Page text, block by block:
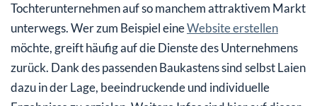
Tochterunternehmen auf so manchem attraktivem Markt
unterwegs. Wer zum Beispiel eineWebsite erstellen
möchte, greift häufig auf die Dienste des Unternehmens
zurück. Dank des passenden Baukastens sind selbst Laien
dazu in der Lage, beeindruckende und individuelle